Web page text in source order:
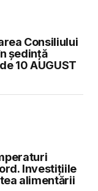
Consiliului
şedinţă
10 AUGUST
Investițiile
alimentării